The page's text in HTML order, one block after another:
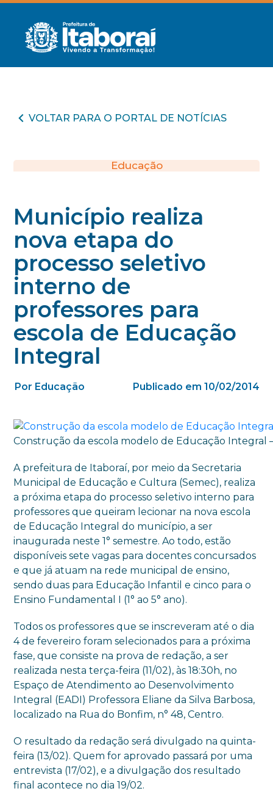
VOLTAR PARA O PORTAL DE NOTÍCIAS
Educação
Município realiza
nova etapa do
processo seletivo
interno de
professores para
escola de Educação
Integral
Por Educação Publicado em 10/02/2014
Construção da escola modelo de Educação Integral
A prefeitura de Itaboraí, por meio da Secretaria
Municipal de Educação e Cultura (Semec), realiza
a próxima etapa do processo seletivo interno para
professores que queiram lecionar na nova escola
de Educação Integral do município, a ser
inaugurada neste 1° semestre. Ao todo, estão
disponíveis sete vagas para docentes concursados
e que já atuam na rede municipal de ensino,
sendo duas para Educação Infantil e cinco para o
Ensino Fundamental I (1° ao 5° ano).
Todos os professores que se inscreveram até o dia
4 de fevereiro foram selecionados para a próxima
fase, que consiste na prova de redação, a ser
realizada nesta terça-feira (11/02), às 18:30h, no
Espaço de Atendimento ao Desenvolvimento
Integral (EADI) Professora Eliane da Silva Barbosa,
localizado na Rua do Bonfim, n° 48, Centro.
O resultado da redação será divulgado na quinta-
feira (13/02). Quem for aprovado passará por uma
entrevista (17/02), e a divulgação dos resultado
final acontece no dia 19/02.